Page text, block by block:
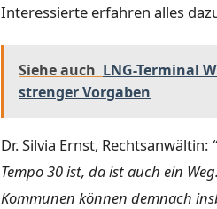
Interessierte erfahren alles
Siehe auch LNG-Terminal
strenger Vorgaben
Dr. Silvia Ernst, Rechtsanwältin:
Tempo 30 ist, da ist auch ein
Kommunen können demnach